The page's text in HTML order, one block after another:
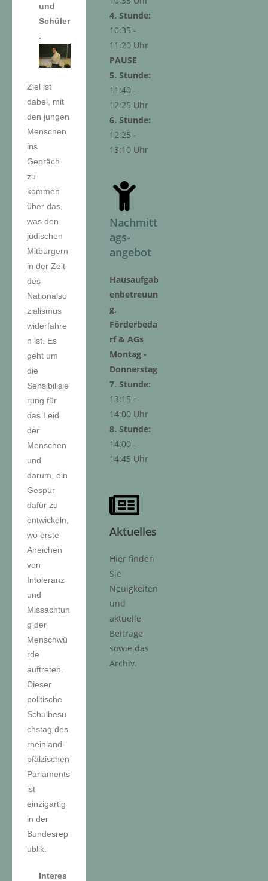
4. Stunde:
10:35 -
11:20 Uhr
PAUSE
5. Stunde:
11:40 -
12:25 Uhr
6. Stunde:
12:25 -
13:10 Uhr
Nachmitt
ags-
angebot
Hausaufgab
enbetreuun
g,
Förderbeda
rf & AGs
Montag -
Donnerstag
7. Stunde:
13:15 -
14:00 Uhr
8. Stunde:
14:00 -
14:45 Uhr
Aktuelles
Hier finden
Sie
Neuigkeiten
und
aktuelle
Beiträge
sowie das
Archiv.
und
Schüler
.
Ziel ist
dabei, mit
den jungen
Menschen
ins
Gepräch
zu
kommen
über das,
was den
jüdischen
Mitbürgern
in der Zeit
des
Nationalso
zialismus
widerfahre
n ist. Es
geht um
die
Sensibilisie
rung für
das Leid
der
Menschen
und
darum, ein
Gespür
dafür zu
entwickeln,
wo erste
Aneichen
von
Intoleranz
und
Missachtun
g der
Menschwü
rde
auftreten.
Dieser
politische
Schulbesu
chstag des
rheinland-
pfälzischen
Parlaments
ist
einzigartig
in der
Bundesrep
ublik.
Interes